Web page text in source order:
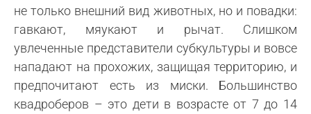
не только внешний вид животных, но и повадки:
гавкают, мяукают и рычат. Слишком
увлеченные представители субкультуры и вовсе
нападают на прохожих, защищая территорию, и
предпочитают есть из миски. Большинство
квадроберов – это дети в возрасте от 7 до 14